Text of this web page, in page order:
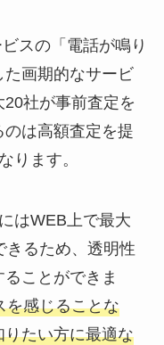
スの「電話が鳴り
画期的なサービ
社が事前査定を
は高額査定を提
ります。
はWEB上で最大
きるため、透明性
ことができま
を感じることな
たい方に最適な